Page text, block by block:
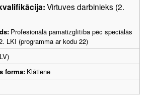
Virtuves darbinieks (2.
Profesionālā pamatizglītība pēc speciālās
LKI (programma ar kodu 22)
forma: Klātiene